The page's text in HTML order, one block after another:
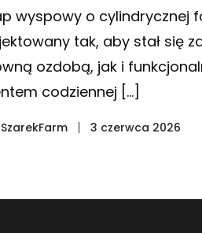
wyspowy o cylindrycznej
tak, aby stał się
ozdobą, jak i
codziennej […]
SzarekFarm 3 czerwca 2026